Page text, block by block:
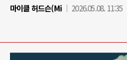
마이클 허드슨(Mi
2026.05.08. 11:35